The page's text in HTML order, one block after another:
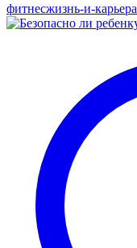
фитнесжизнь-и-карьера